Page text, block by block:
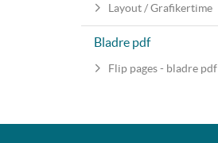
Layout / Grafikertime
Bladre pdf
Flip pages - bladre pdf